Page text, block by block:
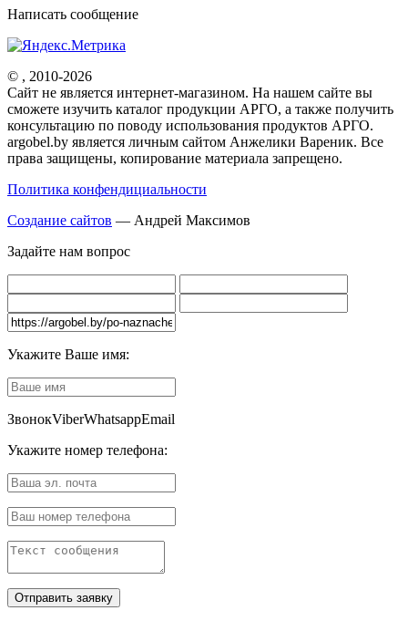
Написать сообщение
© , 2010-2026
Cайт не является интернет-магазином. На нашем сайте вы
сможете изучить каталог продукции АРГО, а также получить
консультацию по поводу использования продуктов АРГО.
argobel.by является личным сайтом Анжелики Вареник. Все
права защищены, копирование материала запрещено.
Политика конфендициальности
Создание сайтов — Андрей Максимов
Задайте нам вопрос
Укажите Ваше имя:
ЗвонокViberWhatsappEmail
Укажите номер телефона: